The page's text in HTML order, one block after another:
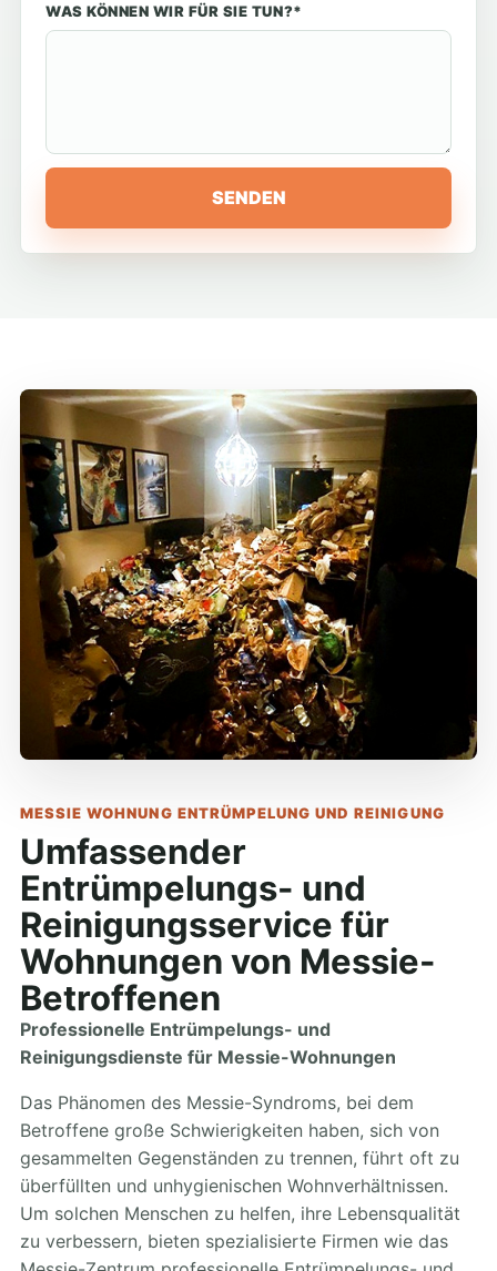
WAS KÖNNEN WIR FÜR SIE TUN?*
SENDEN
MESSIE WOHNUNG ENTRÜMPELUNG UND REINIGUNG
Umfassender
Entrümpelungs- und
Reinigungsservice für
Wohnungen von Messie-
Betroffenen
Professionelle Entrümpelungs- und
Reinigungsdienste für Messie-Wohnungen
Das Phänomen des Messie-Syndroms, bei dem
Betroffene große Schwierigkeiten haben, sich von
gesammelten Gegenständen zu trennen, führt oft zu
überfüllten und unhygienischen Wohnverhältnissen.
Um solchen Menschen zu helfen, ihre Lebensqualität
zu verbessern, bieten spezialisierte Firmen wie das